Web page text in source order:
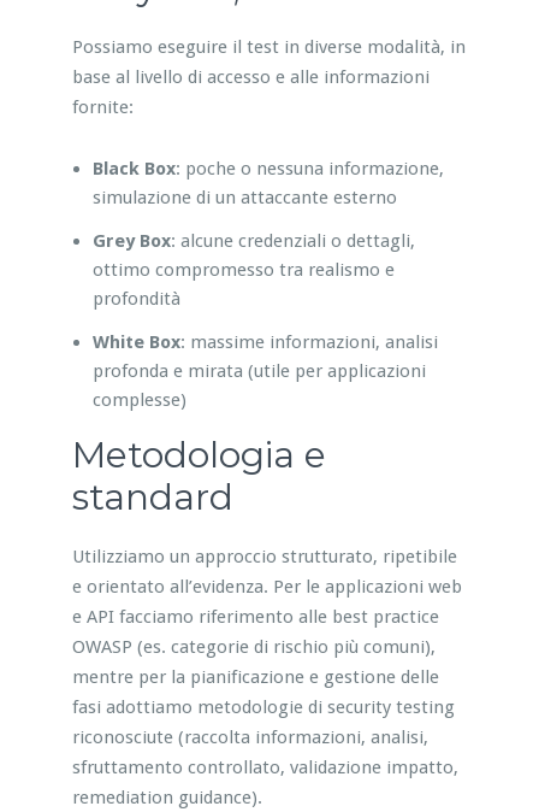
Possiamo eseguire il test in diverse modalità, in
base al livello di accesso e alle informazioni
fornite:
Black Box: poche o nessuna informazione,
simulazione di un attaccante esterno
Grey Box: alcune credenziali o dettagli,
ottimo compromesso tra realismo e
profondità
White Box: massime informazioni, analisi
profonda e mirata (utile per applicazioni
complesse)
Metodologia e
standard
Utilizziamo un approccio strutturato, ripetibile
e orientato all’evidenza. Per le applicazioni web
e API facciamo riferimento alle best practice
OWASP (es. categorie di rischio più comuni),
mentre per la pianificazione e gestione delle
fasi adottiamo metodologie di security testing
riconosciute (raccolta informazioni, analisi,
sfruttamento controllato, validazione impatto,
remediation guidance).